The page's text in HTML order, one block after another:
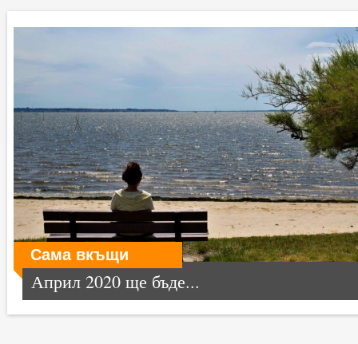
Сама вкъщи
Април 2020 ще бъде...